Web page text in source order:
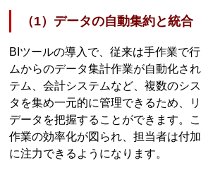
（1）データの自動集約と統合
BIツールの導入で、従来は手作業で
ムからのデータ集計作業が自動化さ
テム、会計システムなど、複数のシ
タを集め一元的に管理できるため、
データを把握することができます。
作業の効率化が図られ、担当者は付
に注力できるようになります。